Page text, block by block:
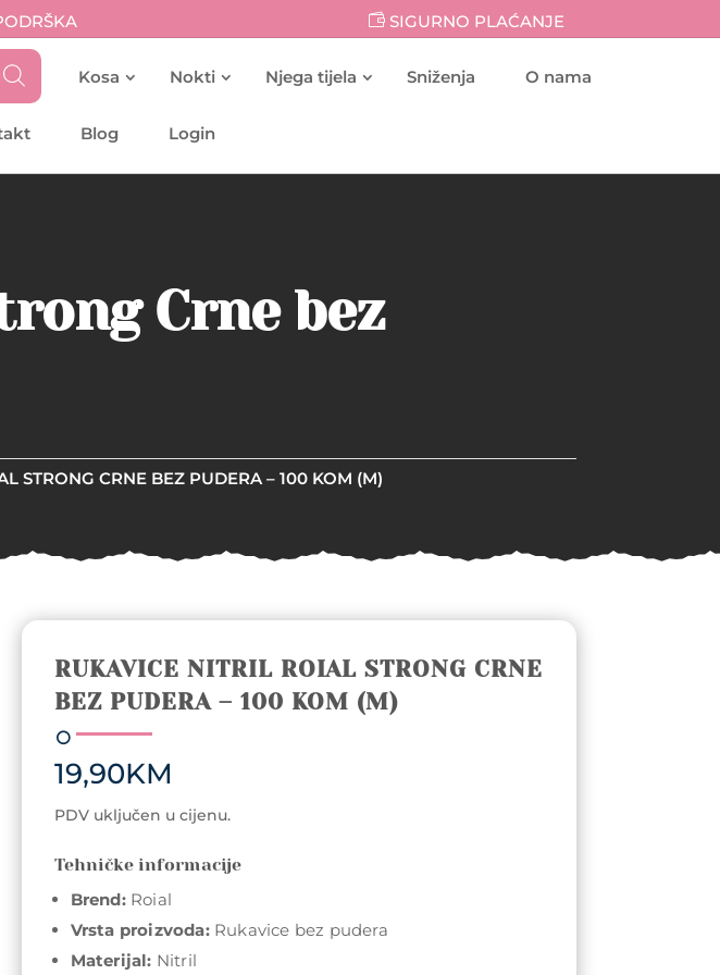
SIGURNO PLAĆANJE
Kosa Nokti Njega tijela Sniženja O nama
Blog Login
Crne bez
STRONG CRNE BEZ PUDERA – 100 KOM (M)
RUKAVICE NITRIL ROIAL STRONG CRNE
BEZ PUDERA – 100 KOM (M)
19,90KM
PDV uključen u cijenu.
Tehničke informacije
Brend:Roial
Vrsta proizvoda:Rukavice bez pudera
Materijal: Nitril